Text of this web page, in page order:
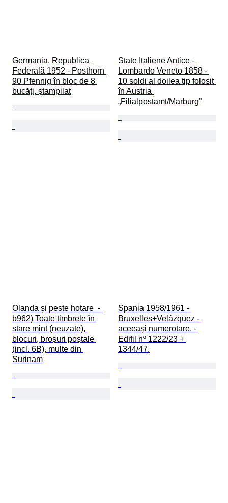
Germania, Republica
Federală 1952 - Posthorn
90 Pfennig în bloc de 8
bucăți, ștampilat
State Italiene Antice -
Lombardo Veneto 1858 -
10 soldi al doilea tip folosit
în Austria
„Filialpostamt/Marburg”
Olanda și peste hotare  -
b962) Toate timbrele în
stare mint (neuzate),
blocuri, broșuri poștale
(incl. 6B), multe din
Surinam
Spania 1958/1961 -
Bruxelles+Velázquez -
aceeași numerotare. -
Edifil nº 1222/23 +
1344/47.